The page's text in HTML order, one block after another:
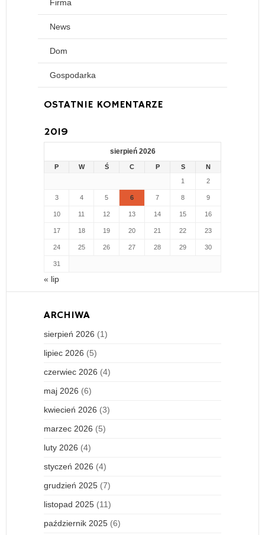
Firma
News
Dom
Gospodarka
OSTATNIE KOMENTARZE
2019
sierpień 2026
P W Ś C P S
N
1
2
3 4 5 6 7 8 9
10 11 12 13 14 15 16
17 18 19 20 21 22 23
24 25 26 27 28 29 30
31
« lip
ARCHIWA
sierpień 2026 (1)
lipiec 2026 (5)
czerwiec 2026 (4)
maj 2026 (6)
kwiecień 2026 (3)
marzec 2026 (5)
luty 2026 (4)
styczeń 2026 (4)
grudzień 2025 (7)
listopad 2025 (11)
październik 2025 (6)